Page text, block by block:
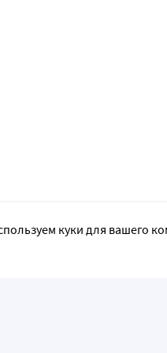
куки для вашего